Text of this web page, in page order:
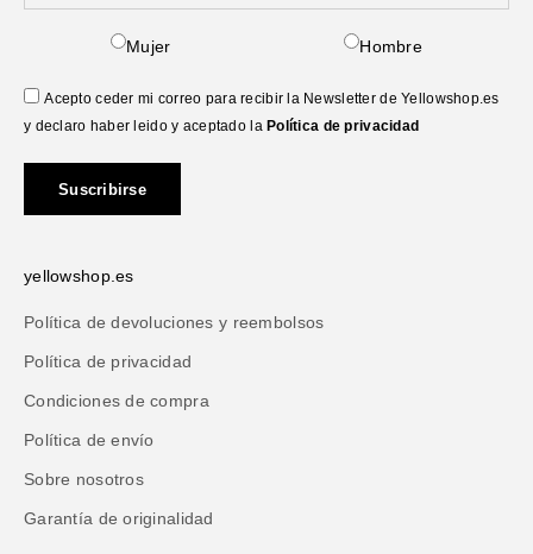
Mujer Hombre
Acepto ceder mi correo para recibir la Newsletter de Yellowshop.es
y declaro haber leido y aceptado la Política de privacidad
Suscribirse
yellowshop.es
Política de devoluciones y reembolsos
Política de privacidad
Condiciones de compra
Política de envío
Sobre nosotros
Garantía de originalidad